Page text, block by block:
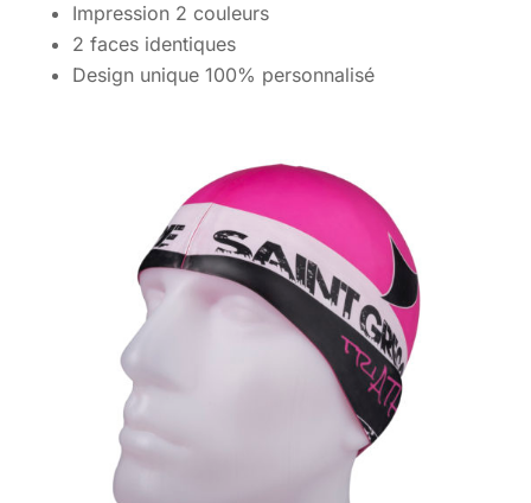
Impression 2 couleurs
2 faces identiques
Design unique 100% personnalisé